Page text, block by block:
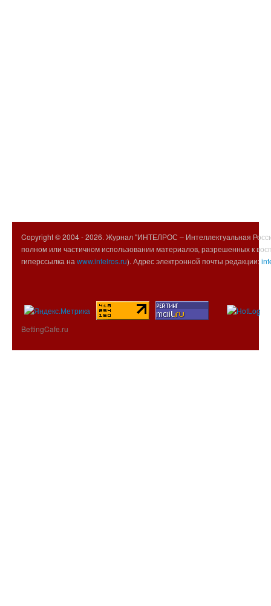
Copyright © 2004 -2026. Журнал "ИНТЕЛРОС – Интеллектуальная
полном или частичном использовании материалов, разрешенных к
гиперссылка на www.intelros.ru). Адрес электронной почты редакции:
BettingCafe.ru